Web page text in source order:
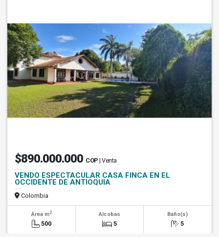
$890.000.000 COP | Venta
VENDO ESPECTACULAR CASA FINCA EN EL
OCCIDENTE DE ANTIOQUIA
Colombia
Área m2
500
Alcobas
5
Baño(s)
5